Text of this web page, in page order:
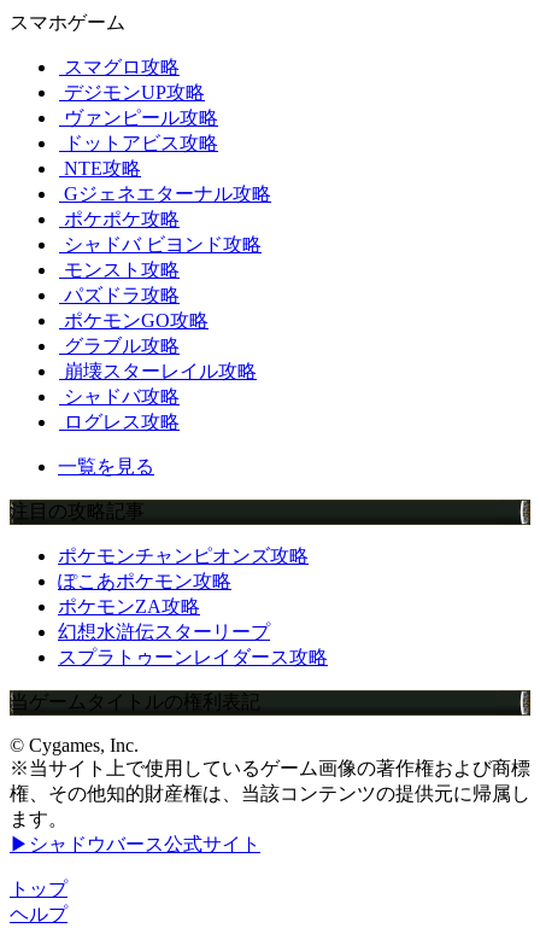
スマホゲーム
スマグロ攻略
デジモンUP攻略
ヴァンピール攻略
ドットアビス攻略
NTE攻略
Gジェネエターナル攻略
ポケポケ攻略
シャドバ ビヨンド攻略
モンスト攻略
パズドラ攻略
ポケモンGO攻略
グラブル攻略
崩壊スターレイル攻略
シャドバ攻略
ログレス攻略
一覧を見る
注目の攻略記事
ポケモンチャンピオンズ攻略
ぽこあポケモン攻略
ポケモンZA攻略
幻想水滸伝スターリープ
スプラトゥーンレイダース攻略
当ゲームタイトルの権利表記
© Cygames, Inc.
※当サイト上で使用しているゲーム画像の著作権および商標
権、その他知的財産権は、当該コンテンツの提供元に帰属し
ます。
▶シャドウバース公式サイト
トップ
ヘルプ